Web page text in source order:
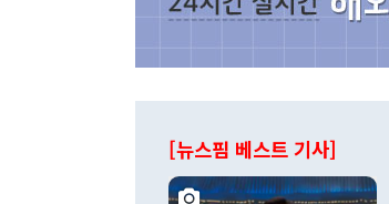
[뉴스핌 베스트 기사]